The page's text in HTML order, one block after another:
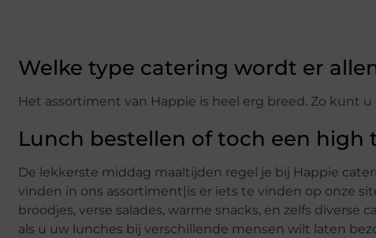
Welke type catering wordt er
Het assortiment van Happie is heel erg breed. Zo kunt
Lunch bestellen of toch een high
De lekkerste middag maaltijden regel je bij Happie
vinden in ons assortiment|is er iets te vinden op onze
broodjes, verse salades, warme snacks, en zelfs
als u uw lunches bij verschillende mensen wilt laten